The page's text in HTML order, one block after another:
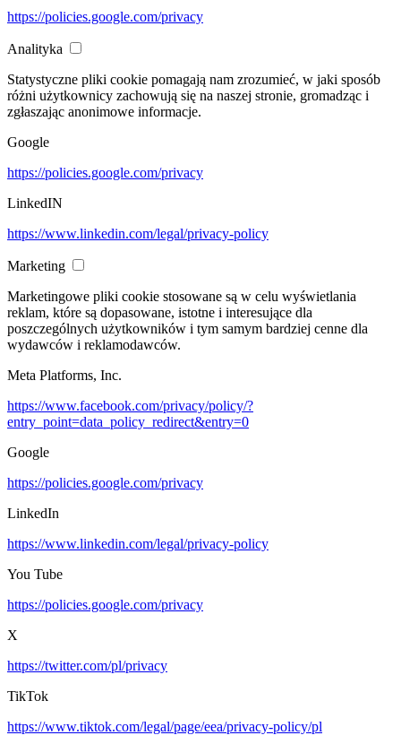
https://policies.google.com/privacy
Analityka
Statystyczne pliki cookie pomagają nam zrozumieć, w jaki sposób
różni użytkownicy zachowują się na naszej stronie, gromadząc i
zgłaszając anonimowe informacje.
Google
https://policies.google.com/privacy
LinkedIN
https://www.linkedin.com/legal/privacy-policy
Marketing
Marketingowe pliki cookie stosowane są w celu wyświetlania
reklam, które są dopasowane, istotne i interesujące dla
poszczególnych użytkowników i tym samym bardziej cenne dla
wydawców i reklamodawców.
Meta Platforms, Inc.
https://www.facebook.com/privacy/policy/?
entry_point=data_policy_redirect&entry=0
Google
https://policies.google.com/privacy
LinkedIn
https://www.linkedin.com/legal/privacy-policy
You Tube
https://policies.google.com/privacy
X
https://twitter.com/pl/privacy
TikTok
https://www.tiktok.com/legal/page/eea/privacy-policy/pl